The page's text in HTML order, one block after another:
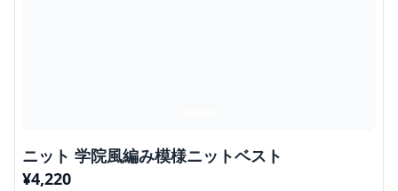
ニット 学院風編み模様ニットベスト
¥4,220